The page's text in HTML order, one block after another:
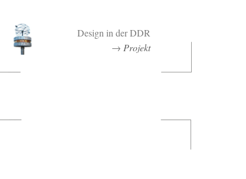
Design in der DDR
→ Projekt